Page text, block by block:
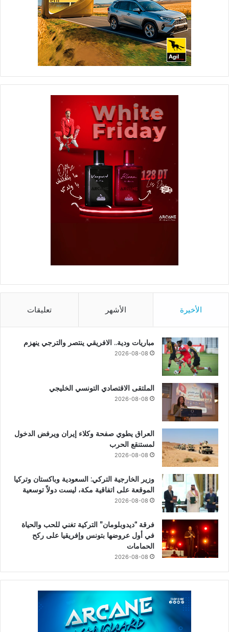
الأخيرة الأشهر تعليقات
مباريات ودية.. الافريقي ينتصر والترجي ينهزم
2026-08-08
الملتقى الاقتصادي التونسي الخليجي
2026-08-08
العراق يطوي صفحة وكلاء إيران ويرفض الدخول
لمستنقع الحرب
2026-08-08
وزير الخارجية التركي: السعودية وباكستان وتركيا
الموقعة على اتفاقية مكة، ليست دولاً توسعية
2026-08-08
فرقة “ديدوبلومان” التركية تغني للحب والحياة
في أول عروضها بتونس وإفريقيا على ركح
الحمامات
2026-08-08